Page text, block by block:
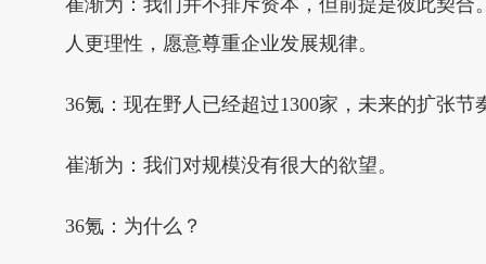
崔渐为：我们并不排斥资本，但前提是彼此契
人更理性，愿意尊重企业发展规律。
36氪：现在野人已经超过1300家，未来的扩张节
崔渐为：我们对规模没有很大的欲望。
36氪：为什么？